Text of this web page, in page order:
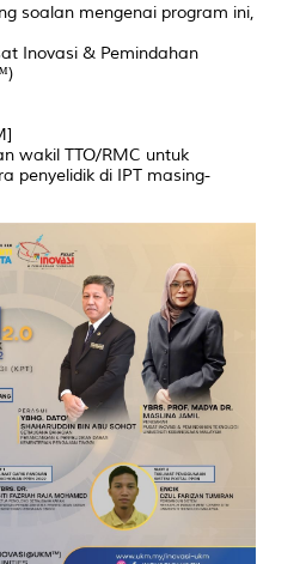
soalan mengenai program ini,
Inovasi & Pemindahan
wakil TTO/RMC untuk
penyelidik di IPT masing-